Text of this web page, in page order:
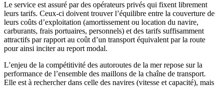
Le service est assuré par des opérateurs privés qui fixent librement
leurs tarifs. Ceux-ci doivent trouver l’équilibre entre la couverture de
leurs coûts d’exploitation (amortissement ou location du navire,
carburants, frais portuaires, personnels) et des tarifs suffisamment
attractifs par rapport au coût d’un transport équivalent par la route
pour ainsi inciter au report modal.
L’enjeu de la compétitivité des autoroutes de la mer repose sur la
performance de l’ensemble des maillons de la chaîne de transport.
Elle est à rechercher dans celle des navires (vitesse et capacité), mais